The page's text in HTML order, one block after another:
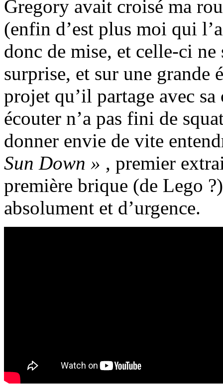
Gregory avait croisé ma
(enfin d’est plus moi qui
donc de mise, et celle-ci ne
surprise, et sur une grande
projet qu’il partage avec
écouter n’a pas fini de
donner envie de vite
Sun Down » , premier
première brique (de Lego
absolument et d’urgence.